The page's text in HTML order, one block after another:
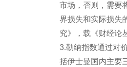
市场，否则，需要
界损失和实际损失
究》，载《财经论
3.勒纳指数通过对
括伊士曼国内主要